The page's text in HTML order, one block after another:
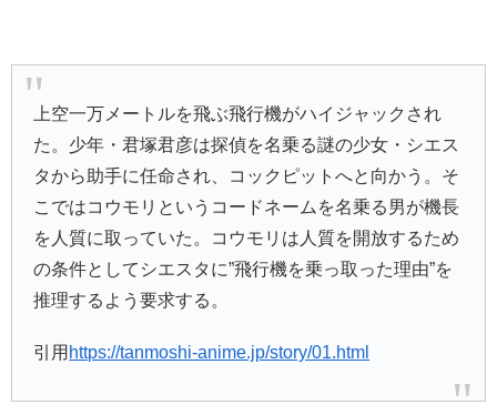
上空一万メートルを飛ぶ飛行機がハイジャックされ
た。少年・君塚君彦は探偵を名乗る謎の少女・シエス
タから助手に任命され、コックピットへと向かう。そ
こではコウモリというコードネームを名乗る男が機長
を人質に取っていた。コウモリは人質を開放するため
の条件としてシエスタに”飛行機を乗っ取った理由”を
推理するよう要求する。
引用 https://tanmoshi-anime.jp/story/01.html